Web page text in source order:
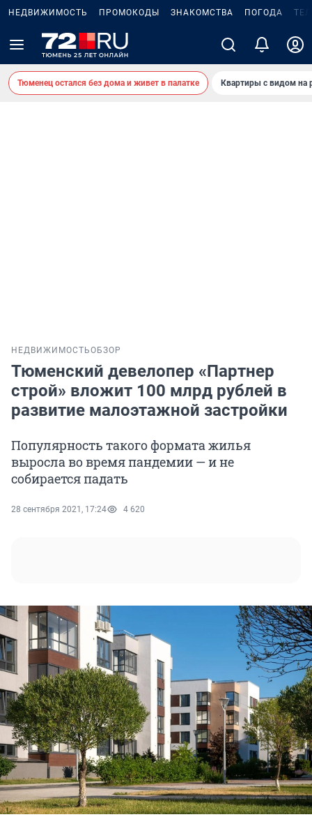
НЕДВИЖИМОСТЬ ПРОМОКОДЫ ЗНАКОМСТВА ПОГОДА
Тюменец остался без дома и живет в палатке Квартиры с видом на
НЕДВИЖИМОСТЬОБЗОР
Тюменский девелопер «Партнер
строй» вложит 100 млрд рублей в
развитие малоэтажной застройки
Популярность такого формата жилья
выросла во время пандемии — и не
собирается падать
28 сентября 2021, 17:24 4 620